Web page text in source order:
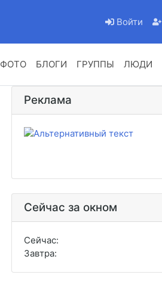
Войти
ФОТО БЛОГИ ГРУППЫ ЛЮДИ
Реклама
Сейчас за окном
Сейчас:
Завтра: